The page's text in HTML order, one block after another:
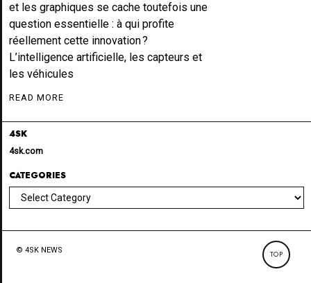
et les graphiques se cache toutefois une
question essentielle : à qui profite
réellement cette innovation ?
L’intelligence artificielle, les capteurs et
les véhicules
READ MORE
4SK
4sk.com
CATEGORIES
Categories
© 4SK NEWS TOP